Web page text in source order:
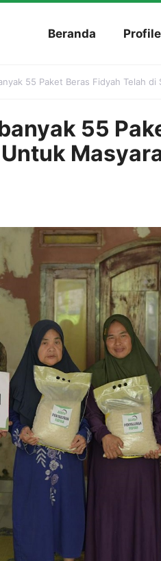
Beranda Profile
55 Paket Beras Fidyah Telah
55